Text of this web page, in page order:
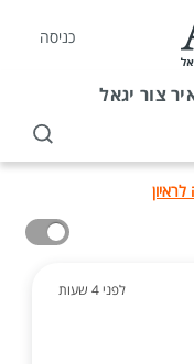
כניסה
צור יגאל
לפני 4 שעות